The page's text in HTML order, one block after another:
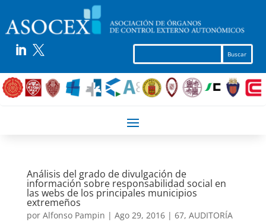
 
Análisis del grado de divulgación de
información sobre responsabilidad social en
las webs de los principales municipios
extremeños
por Alfonso Pampin | Ago 29, 2016| 67, AUDITORÍA